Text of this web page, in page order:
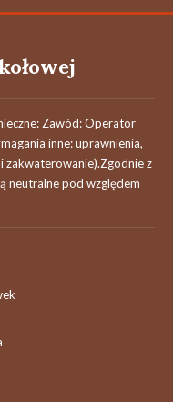
Zawód: Operator
inne: uprawnienia,
zakwaterowanie).Zgodnie z
neutralne pod względem